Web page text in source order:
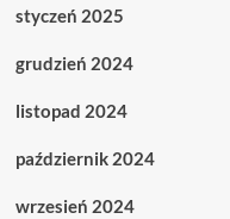
styczeń 2025
grudzień 2024
listopad 2024
październik 2024
wrzesień 2024